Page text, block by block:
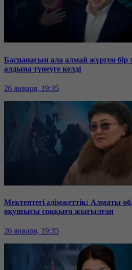
Баспанасын ала алмай жүрген бір
алдына түнеуге келді
26 января, 19:35
Мектептегі әлімжеттік: Алматы
оқушысы соққыға жығылған
26 января, 19:35